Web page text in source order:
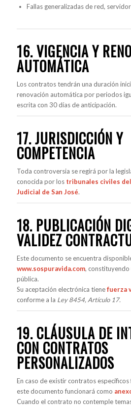
Fallas generalizadas de red,
16. VIGENCIA Y
AUTOMÁTICA
Los contratos tendrán una duración
renovación automática por periodos
escrita con 30 días de anticipación.
17. JURISDICCIÓN Y
COMPETENCIA
Toda controversia se regirá por la
conocida por los tribunales civiles
Judicial de San José.
18. PUBLICACIÓN
VALIDEZ
Este documento se encuentra
www.sospuravida.com, constituyendo
pública.
Su aceptación electrónica tienefuerza
conforme a la Ley 8454, Artículo 17.
19. CLÁUSULA DE
CON CONTRATOS
PERSONALIZADOS
En caso de existir contratos específicos
este documento funcionará como
Cuando el contrato no contemple